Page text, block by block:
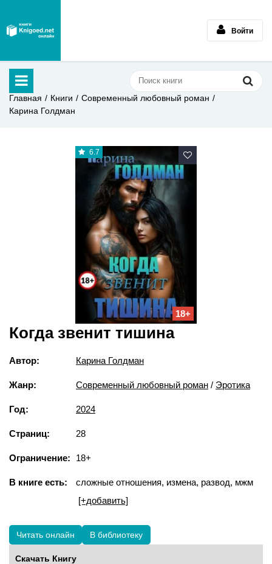
Войти
Главная Книги
Современный любовный роман
Карина Голдман
6.7
18+
Когда звенит тишина
Автор: Карина Голдман
Жанр: Современный любовный роман / Эротика
Год: 2024
Страниц: 28
Ограничение: 18+
В книге есть:
сложные отношения, измена, развод, мжм
[+добавить]
Читать онлайн В библиотеку
Скачать Книгу